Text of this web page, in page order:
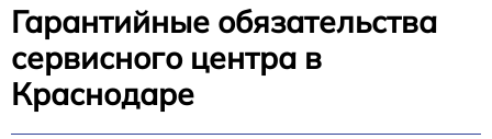
Гарантийные обязательства
сервисного центра в
Краснодаре